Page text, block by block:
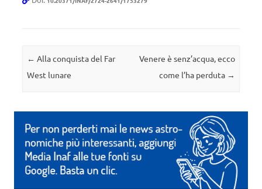
Navigazione articolo
← Alla conquista del Far
West lunare
Venere è senz’acqua, ecco
come l’ha perduta →